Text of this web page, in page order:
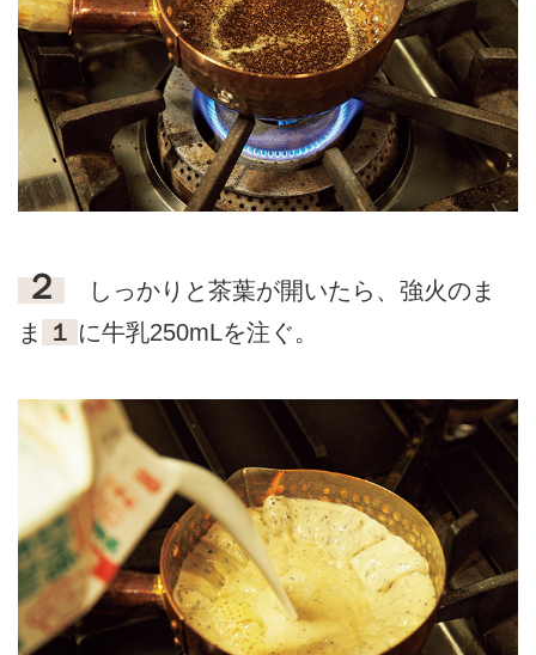
２
しっかりと茶葉が開いたら、強火のま
ま
１ に牛乳250mLを注ぐ。